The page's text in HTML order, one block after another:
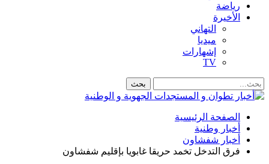
رياضة
الأخيرة
التهاني
ميديا
إشهارات
TV
الصفحة الرئيسية
أخبار وطنية
أخبار شفشاون
فرق التدخل تخمد حريقا غابويا بإقليم شفشاون